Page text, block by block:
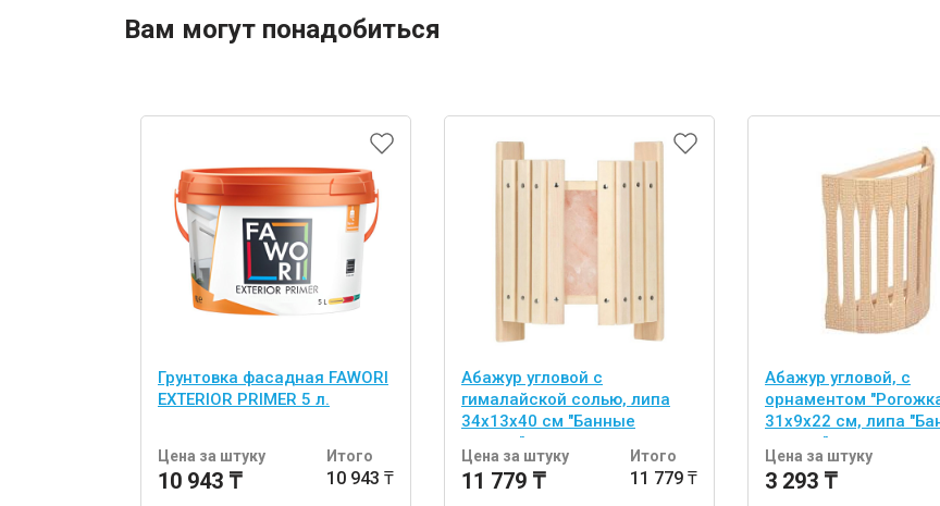
Вам могут понадобиться
Грунтовка фасадная FAWORI
EXTERIOR PRIMER 5 л.
Цена за штуку
10 943 ₸
Итого
10 943 ₸
Абажур угловой с
гималайской солью, липа
34х13х40 см "Банные
штучки"
Цена за штуку
11 779 ₸
Итого
11 779 ₸
Абажур угловой, с
орнаментом
31х9х22 см, липа
штучки"
Цена за штуку
3 293 ₸